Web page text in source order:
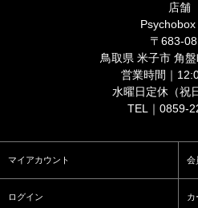
店舗
Psychobox
〒683-
鳥取県 米子市 角
営業時間｜
水曜日定休（祝
TEL｜0859-
マイアカウント 会
ログイン カ